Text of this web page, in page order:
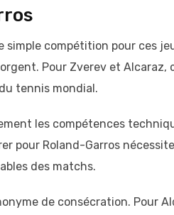
simple compétition pour ces
Pour Zverev et Alcaraz,
tennis mondial.
les compétences
pour Roland-Garros
des matchs.
de consécration. Pour